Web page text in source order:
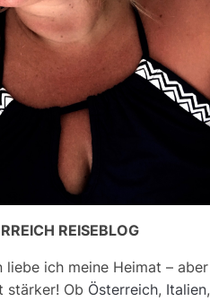
REISEBLOG
liebe ich meine Heimat – aber
stärker! Ob Österreich, Italien,